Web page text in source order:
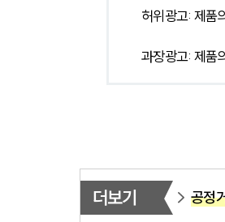
허위광고: 제품
과장광고: 제품
더보기 공정